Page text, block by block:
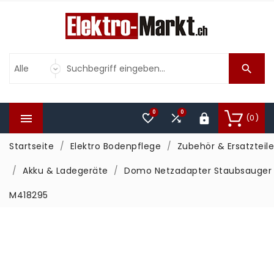

 (0)

0
0
Startseite Elektro Bodenpflege
Zubehör & Ersatzteile
Akku & Ladegeräte
Domo Netzadapter Staubsauger
M418295